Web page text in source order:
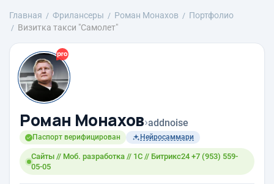
Главная Фрилансеры Роман Монахов
Портфолио
Визитка такси "Самолет"
Роман Монахов›addnoise
Паспорт верифицирован Нейросаммари
Сайты // Моб. разработка // 1С // Битрикс24 +7 (953) 559-
05-05